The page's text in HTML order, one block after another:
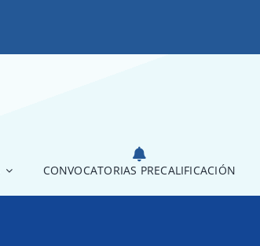
CONVOCATORIAS PRECALIFICACIÓN